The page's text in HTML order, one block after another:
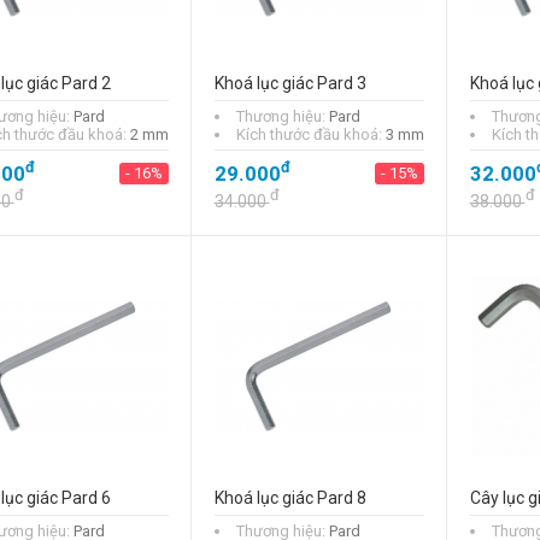
Bộ lục giác Stanley
69-257
460.000 - 23%
79.000đ - 34%
119.000
giác Pard 2
hiệu: Pard
thước đầu khoá: 2 mm
đ - 16%
đ
Khoá lục giác Pard 3
Thương hiệu: Pard
Kích thước đầu khoá: 3 mm
29.000đ - 15%
34.000đ
Khoá lục
Kích
32.000
38.000đ
giác Pard 6
hiệu: Pard
Khoá lục giác Pard 8
Thương hiệu: Pard
Cây lục